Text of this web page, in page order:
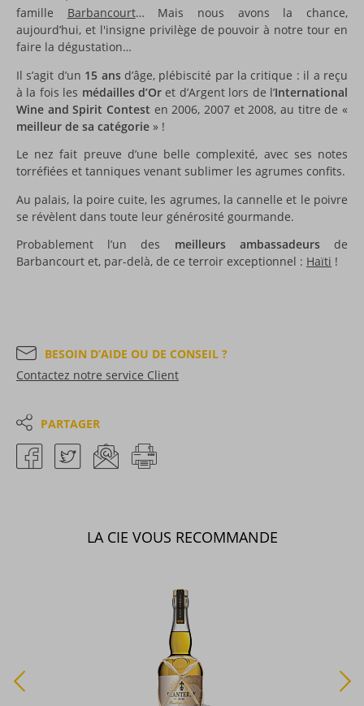
famille Barbancourt… Mais nous avons la chance,
aujourd’hui, et l'insigne privilège de pouvoir à notre tour en
faire la dégustation…
Il s’agit d’un 15 ans d’âge, plébiscité par la critique : il a reçu
à la fois les médailles d’Or et d’Argent lors de l’International
Wine and Spirit Contest en 2006, 2007 et 2008, au titre de «
meilleur de sa catégorie » !
Le nez fait preuve d’une belle complexité, avec ses notes
torréfiées et tanniques venant sublimer les agrumes confits.
Au palais, la poire cuite, les agrumes, la cannelle et le poivre
se révèlent dans toute leur générosité gourmande.
Probablement l’un des meilleurs ambassadeurs de
Barbancourt et, par-delà, de ce terroir exceptionnel : Haïti !
BESOIN D’AIDE OU DE CONSEIL ?
Contactez notre service Client
PARTAGER
LA CIE VOUS RECOMMANDE